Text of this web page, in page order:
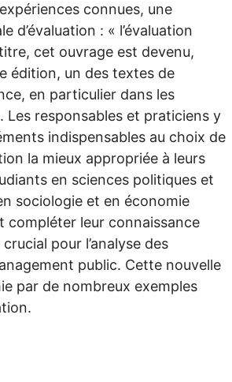
connues, une
d’évaluation : « l’évaluation
cet ouvrage est devenu,
édition, un des textes de
en particulier dans les
responsables et praticiens y
indispensables au choix de
la mieux appropriée à leurs
en sciences politiques et
sociologie et en économie
compléter leur connaissance
pour l’analyse des
public. Cette nouvelle
par de nombreux exemples